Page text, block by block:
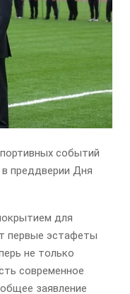
событий
преддверии Дня
для
первые эстафеты
не только
современное
заявление